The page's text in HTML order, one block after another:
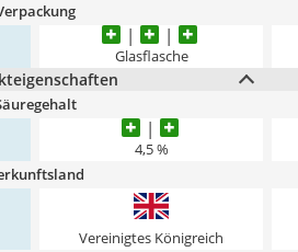
Glasflasche
4,5 %
Vereinigtes Königreich